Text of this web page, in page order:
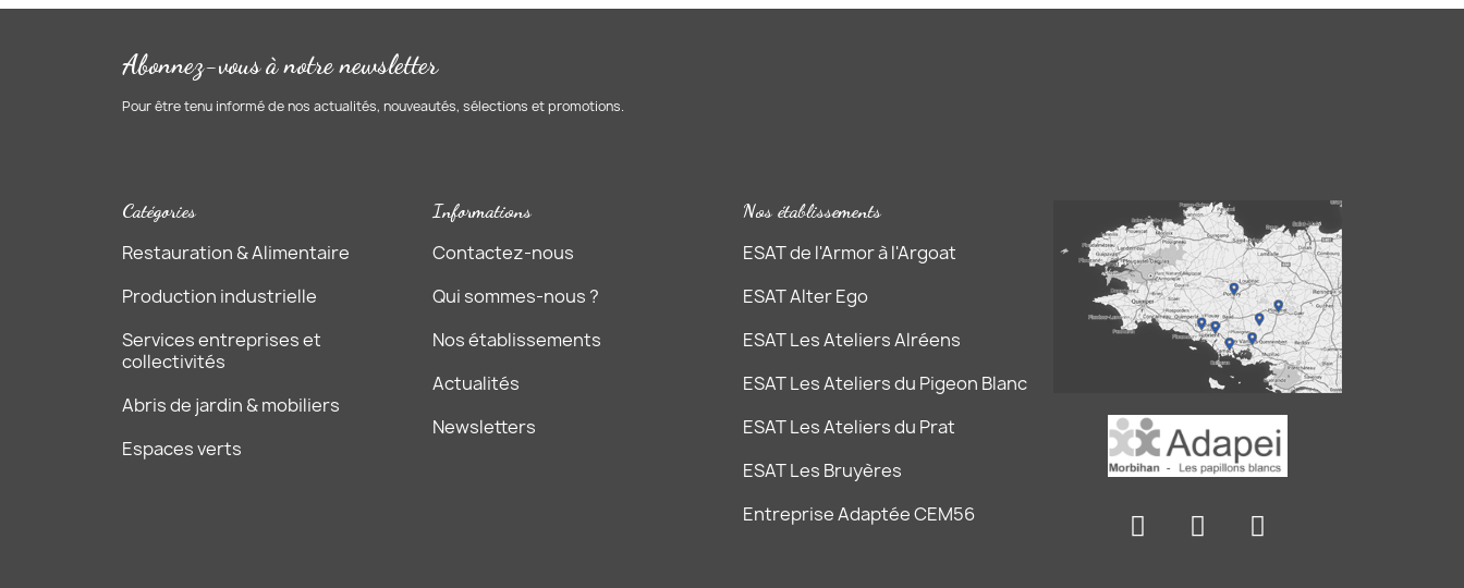
Abonnez-vous à notre newsletter
Pour être tenu informé de nos actualités, nouveautés, sélections et promotions.
Catégories
Restauration & Alimentaire
Production industrielle
Services entreprises et
collectivités
Abris de jardin & mobiliers
Espaces verts
Informations
Contactez-nous
Qui sommes-nous ?
Nos établissements
Actualités
Newsletters
Nos établissements
ESAT de l'Armor à l'Argoat
ESAT Alter Ego
ESAT Les Ateliers Alréens
ESAT Les Ateliers du Pigeon Blanc
ESAT Les Ateliers du Prat
ESAT Les Bruyères
Entreprise Adaptée CEM56